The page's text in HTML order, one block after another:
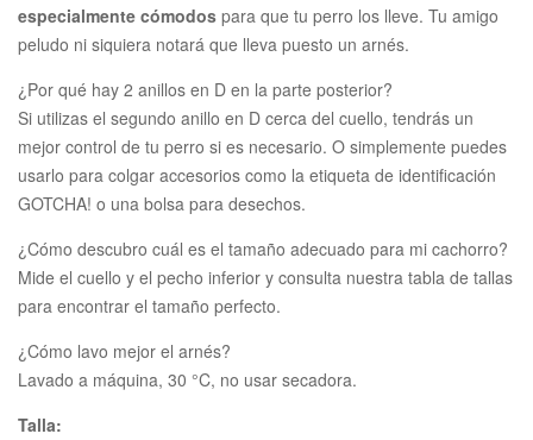
especialmente cómodos para que tu perro los lleve. Tu amigo
peludo ni siquiera notará que lleva puesto un arnés.
¿Por qué hay 2 anillos en D en la parte posterior?
Si utilizas el segundo anillo en D cerca del cuello, tendrás un
mejor control de tu perro si es necesario. O simplemente puedes
usarlo para colgar accesorios como la etiqueta de identificación
GOTCHA! o una bolsa para desechos.
¿Cómo descubro cuál es el tamaño adecuado para mi cachorro?
Mide el cuello y el pecho inferior y consulta nuestra tabla de tallas
para encontrar el tamaño perfecto.
¿Cómo lavo mejor el arnés?
Lavado a máquina, 30 °C, no usar secadora.
Talla: